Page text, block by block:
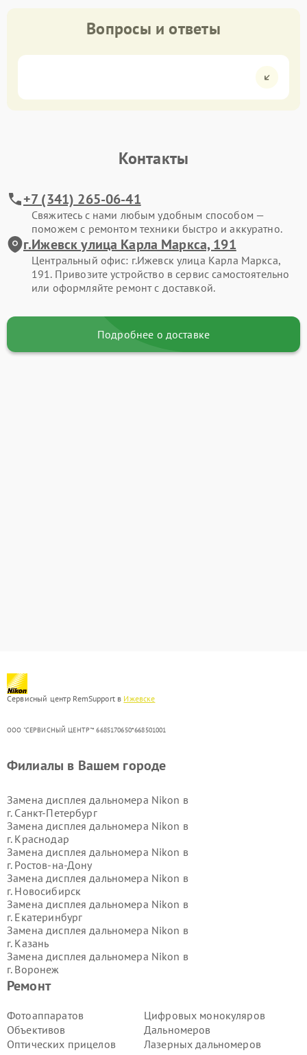
Вопросы и ответы
Контакты
+7 (341) 265-06-41
Свяжитесь с нами любым удобным способом —
поможем с ремонтом техники быстро и аккуратно.
г.Ижевск улица Карла Маркса, 191
Центральный офис: г.Ижевск улица Карла Маркса,
191. Привозите устройство в сервис самостоятельно
или оформляйте ремонт с доставкой.
Подробнее о доставке
Сервисный центр RemSupport в Ижевске
ООО "СЕРВИСНЫЙ ЦЕНТР"* 6685170650*668501001
Ремонт
Фотоаппаратов
Объективов
Оптических прицелов
Цифровых монокуляров
Дальномеров
Лазерных дальномеров
Филиалы в Вашем городе
Замена дисплея дальномера Nikon в
г. Санкт-Петербург
Замена дисплея дальномера Nikon в
г. Краснодар
Замена дисплея дальномера Nikon в
г. Ростов-на-Дону
Замена дисплея дальномера Nikon в
г. Новосибирск
Замена дисплея дальномера Nikon в
г. Екатеринбург
Замена дисплея дальномера Nikon в
г. Казань
Замена дисплея дальномера Nikon в
г. Воронеж
Замена дисплея дальномера Nikon в
Замена дисплея дальномера Nikon в
г.Самара
Замена дисплея дальномера Nikon в
г.Пермь